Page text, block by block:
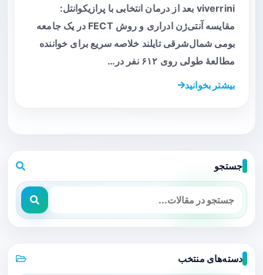
viverrini بعد از درمان انتخابی با پرازیکوانتل:
مقایسه آنتی‌ژن ادراری و روش FECT در یک جامعه
بومی شمال‌شرقی تایلند خلاصه سریع برای خواننده
مطالعه‌ٔ طولی روی ۶۱۲ نفر در…
بیشتر بخوانید
جستجو
دسته‌های منتخب